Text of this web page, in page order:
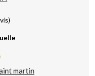
martin